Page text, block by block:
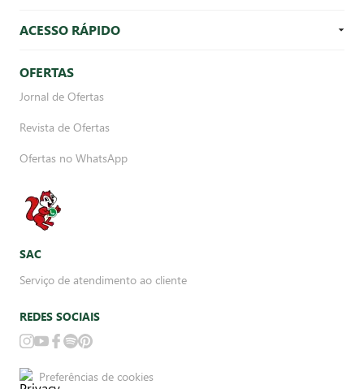
ACESSO RÁPIDO
OFERTAS
Jornal de Ofertas
Revista de Ofertas
Ofertas no WhatsApp
SAC
Serviço de atendimento ao cliente
REDES SOCIAIS
Preferências de cookies